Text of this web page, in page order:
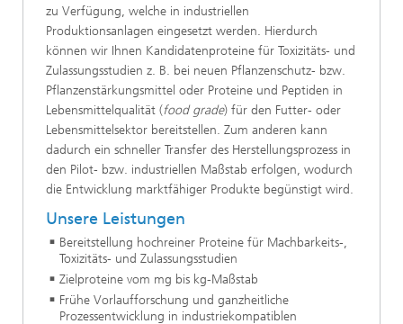
zu Verfügung, welche in industriellen
Produktionsanlagen eingesetzt werden. Hierdurch
können wir Ihnen Kandidatenproteine für Toxizitäts- und
Zulassungsstudien z. B. bei neuen Pflanzenschutz- bzw.
Pflanzenstärkungsmittel oder Proteine und Peptiden in
Lebensmittelqualität (food grade) für den Futter- oder
Lebensmittelsektor bereitstellen. Zum anderen kann
dadurch ein schneller Transfer des Herstellungsprozess in
den Pilot- bzw. industriellen Maßstab erfolgen, wodurch
die Entwicklung marktfähiger Produkte begünstigt wird.
Unsere Leistungen
Bereitstellung hochreiner Proteine für Machbarkeits-,
Toxizitäts- und Zulassungsstudien
Zielproteine vom mg bis kg-Maßstab
Frühe Vorlaufforschung und ganzheitliche
Prozessentwicklung in industriekompatiblen